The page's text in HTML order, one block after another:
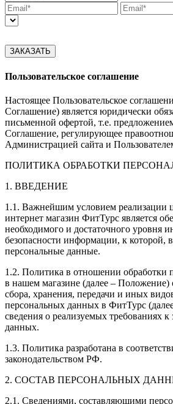
ЗАКАЗАТЬ
Пользовательское соглашение
Настоящее Пользовательское
Соглашение) является юридически
письменной офертой, т.е.
Соглашение, регулирующее
Администрацией сайта и
ПОЛИТИКА ОБРАБОТКИ
1. ВВЕДЕНИЕ
1.1. Важнейшим условием реализации
интернет магазин ФитТурс является
необходимого и достаточного уровня
безопасности информации, к которой,
персональные данные.
1.2. Политика в отношении обработки
в нашем магазине (далее – Положение)
сбора, хранения, передачи и иных
персональных данных в ФитТурс
сведения о реализуемых требованиях
данных.
1.3. Политика разработана в
законодательством РФ.
2. СОСТАВ ПЕРСОНАЛЬНЫХ
2.1. Сведениями, составляющими